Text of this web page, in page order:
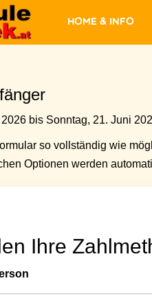
Home & Info
bis Sonntag, 21. Juni
so vollständig wie
Optionen werden
Ihre